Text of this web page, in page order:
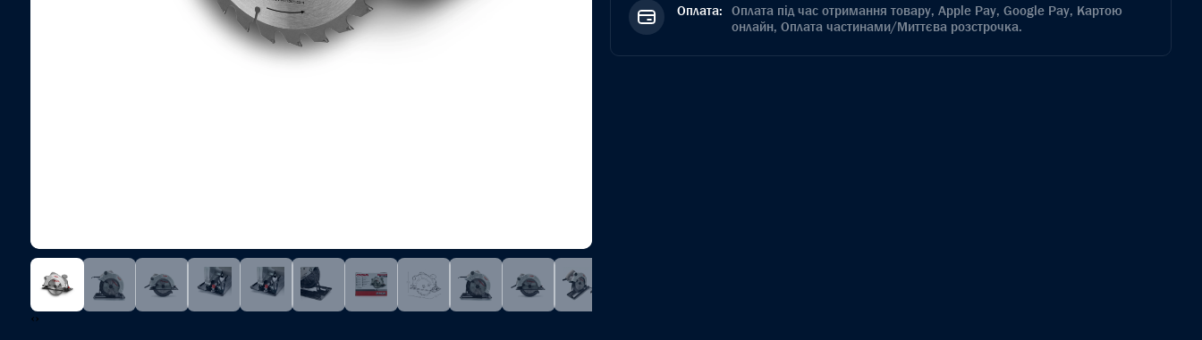
‹›
Оплата: Оплата під час отримання товару, Apple Pay, Google Pay, Картою
онлайн, Оплата частинами/Миттєва розстрочка.